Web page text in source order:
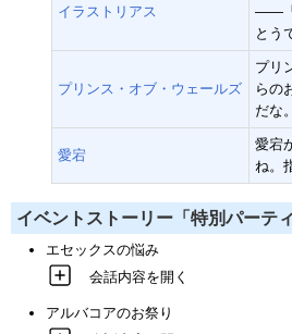
イラストリアス
――「
とう
プリンス・オブ・ウェールズ
プリ
らの
だな
愛宕
愛宕
ね。
イベントストーリー「特別パーテ
エセックスの悩み
会話内容を開く
アルバコアのお祭り